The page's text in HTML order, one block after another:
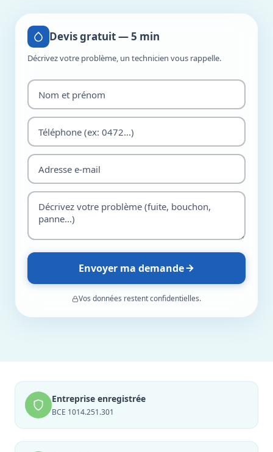
Devis gratuit — 5 min
Décrivez votre problème, un technicien vous rappelle.
Envoyer ma demande
Vos données restent confidentielles.
Entreprise enregistrée
BCE 1014.251.301